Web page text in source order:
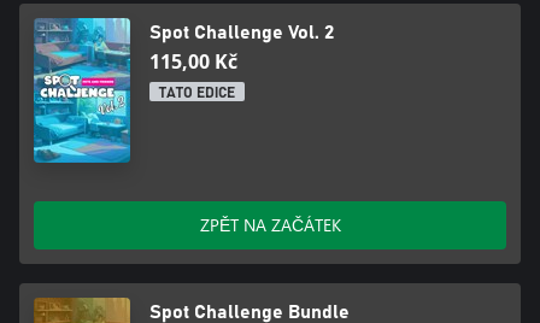
Spot Challenge Vol. 2
115,00 Kč
TATO EDICE
ZPĚT NA ZAČÁTEK
Spot Challenge Bundle